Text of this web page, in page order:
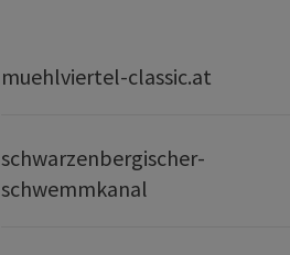
muehlviertel-classic.at
schwarzenbergischer-
schwemmkanal